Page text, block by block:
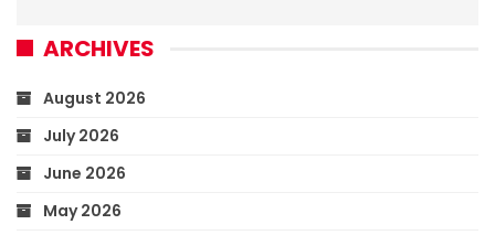
ARCHIVES
August 2026
July 2026
June 2026
May 2026